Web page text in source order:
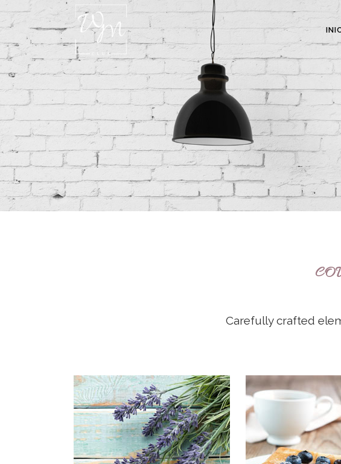
Carefully crafted
OUR COMPANY
Typi non habent
insitam; est usus
facit eorum claritatem.
Investigationes